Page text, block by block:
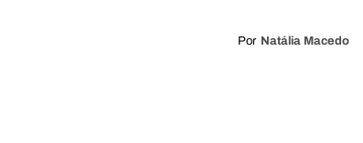
Por Natália Macedo